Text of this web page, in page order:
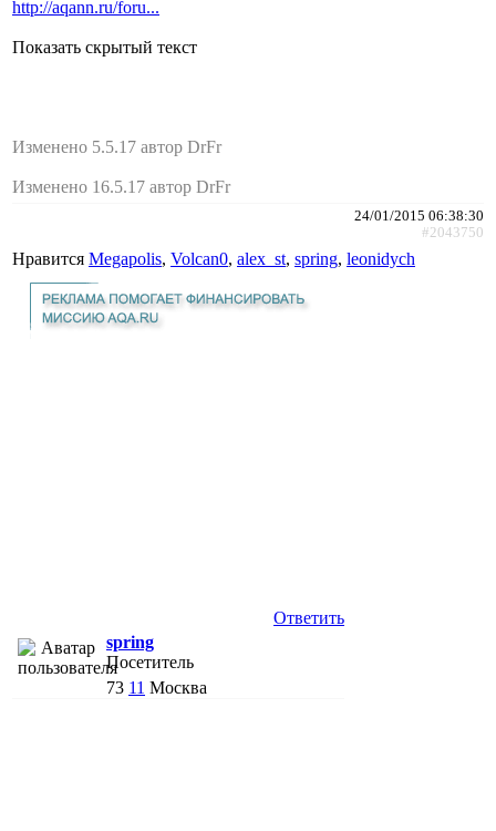
http://aqann.ru/foru...
Показать скрытый текст
Изменено 5.5.17 автор DrFr
Изменено 16.5.17 автор DrFr
24/01/2015 06:38:30
#2043750
Нравится Megapolis, Volcan0, alex_st, spring, leonidych
Ответить
spring
Посетитель
73 11 Москва